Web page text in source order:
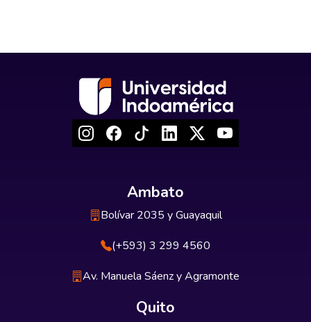
Ambato
Bolívar 2035 y Guayaquil
(+593) 3 299 4560
Av. Manuela Sáenz y Agramonte
Quito